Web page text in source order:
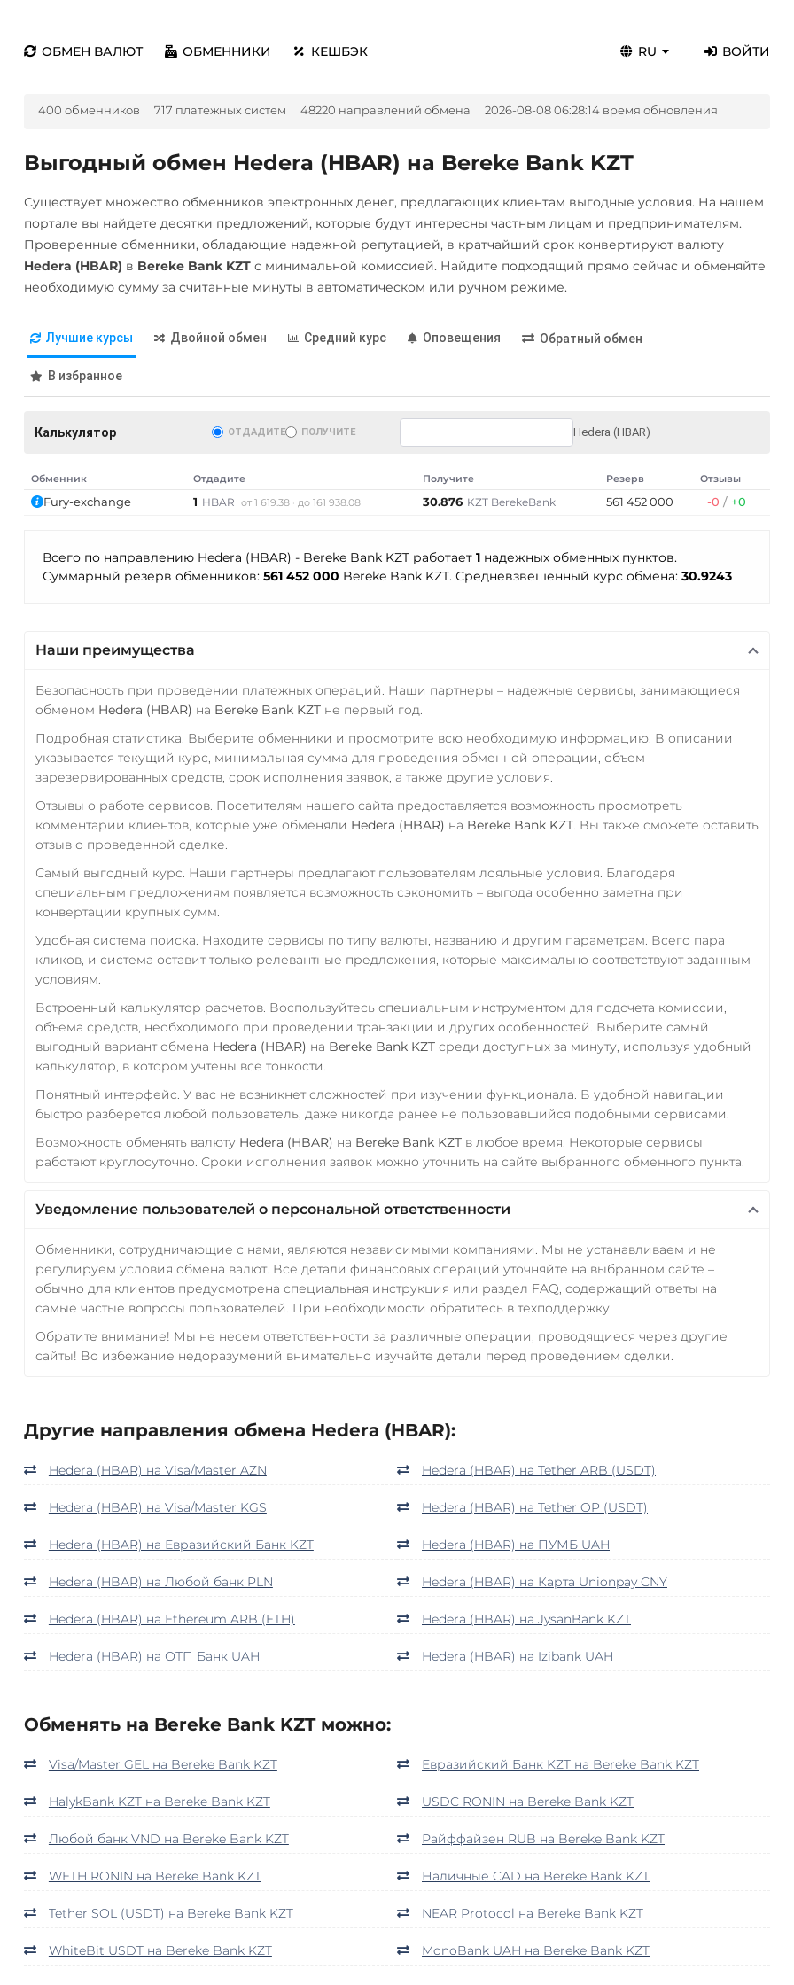
ОБМЕН ВАЛЮТ ОБМЕННИКИ КЕШБЭК RU ВОЙТИ
400 обменников 717 платежных систем 48220 направлений обмена 2026-08-08 06:28:14 время обновления
Выгодный обмен Hedera (HBAR) на Bereke Bank KZT
Существует множество обменников электронных денег, предлагающих клиентам выгодные условия. На нашем
портале вы найдете десятки предложений, которые будут интересны частным лицам и предпринимателям.
Проверенные обменники, обладающие надежной репутацией, в кратчайший срок конвертируют валюту
Hedera (HBAR) в Bereke Bank KZTс минимальной комиссией. Найдите подходящий прямо сейчас и обменяйте
необходимую сумму за считанные минуты в автоматическом или ручном режиме.
Лучшие курсы Двойной обмен Средний курс Оповещения Обратный обмен
В избранное
Калькулятор ОТДАДИТЕ ПОЛУЧИТЕ Hedera (HBAR)
Обменник Отдадите Получите Резерв Отзывы
Fury-exchange 1 HBAR от 1 619.38 до 161 938.08 30.876 KZT BerekeBank 561 452 000 -0 / +0
Всего по направлению Hedera (HBAR) - Bereke Bank KZT работает 1надежных обменных пунктов.
Суммарный резерв обменников: 561 452 000 Bereke Bank KZT. Средневзвешенный курс обмена: 30.9243
Наши преимущества
Безопасность при проведении платежных операций. Наши партнеры – надежные сервисы, занимающиеся
обменом Hedera (HBAR) на Bereke Bank KZTне первый год.
Подробная статистика. Выберите обменники и просмотрите всю необходимую информацию. В описании
указывается текущий курс, минимальная сумма для проведения обменной операции, объем
зарезервированных средств, срок исполнения заявок, а также другие условия.
Отзывы о работе сервисов. Посетителям нашего сайта предоставляется возможность просмотреть
комментарии клиентов, которые уже обменяли Hedera (HBAR) на Bereke Bank KZT. Вы также сможете оставить
отзыв о проведенной сделке.
Самый выгодный курс. Наши партнеры предлагают пользователям лояльные условия. Благодаря
специальным предложениям появляется возможность сэкономить – выгода особенно заметна при
конвертации крупных сумм.
Удобная система поиска. Находите сервисы по типу валюты, названию и другим параметрам. Всего пара
кликов, и система оставит только релевантные предложения, которые максимально соответствуют заданным
условиям.
Встроенный калькулятор расчетов. Воспользуйтесь специальным инструментом для подсчета комиссии,
объема средств, необходимого при проведении транзакции и других особенностей. Выберите самый
выгодный вариант обмена Hedera (HBAR) на Bereke Bank KZTсреди доступных за минуту, используя удобный
калькулятор, в котором учтены все тонкости.
Понятный интерфейс. У вас не возникнет сложностей при изучении функционала. В удобной навигации
быстро разберется любой пользователь, даже никогда ранее не пользовавшийся подобными сервисами.
Возможность обменять валюту Hedera (HBAR) на Bereke Bank KZTв любое время. Некоторые сервисы
работают круглосуточно. Сроки исполнения заявок можно уточнить на сайте выбранного обменного пункта.
Уведомление пользователей о персональной ответственности
Обменники, сотрудничающие с нами, являются независимыми компаниями. Мы не устанавливаем и не
регулируем условия обмена валют. Все детали финансовых операций уточняйте на выбранном сайте –
обычно для клиентов предусмотрена специальная инструкция или раздел FAQ, содержащий ответы на
самые частые вопросы пользователей. При необходимости обратитесь в техподдержку.
Обратите внимание! Мы не несем ответственности за различные операции, проводящиеся через другие
сайты! Во избежание недоразумений внимательно изучайте детали перед проведением сделки.
Другие направления обмена Hedera (HBAR):
Hedera (HBAR) на Visa/Master AZN Hedera (HBAR) на Tether ARB (USDT)
Hedera (HBAR) на Visa/Master KGS Hedera (HBAR) на Tether OP (USDT)
Hedera (HBAR) на Евразийский Банк KZT Hedera (HBAR) на ПУМБ UAH
Hedera (HBAR) на Любой банк PLN Hedera (HBAR) на Карта Unionpay CNY
Hedera (HBAR) на Ethereum ARB (ETH) Hedera (HBAR) на JysanBank KZT
Hedera (HBAR) на ОТП Банк UAH Hedera (HBAR) на Izibank UAH
Обменять на Bereke Bank KZT можно:
Visa/Master GEL на Bereke Bank KZT Евразийский Банк KZT на Bereke Bank KZT
HalykBank KZT на Bereke Bank KZT USDC RONIN на Bereke Bank KZT
Любой банк VND на Bereke Bank KZT Райффайзен RUB на Bereke Bank KZT
WETH RONIN на Bereke Bank KZT Наличные CAD на Bereke Bank KZT
Tether SOL (USDT) на Bereke Bank KZT NEAR Protocol на Bereke Bank KZT
WhiteBit USDT на Bereke Bank KZT MonoBank UAH на Bereke Bank KZT